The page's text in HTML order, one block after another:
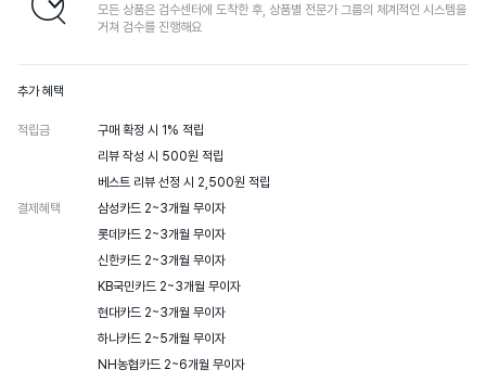
모든 상품은 검수센터에 도착한 후, 상품별 전문가 그룹의 체계적인 시스템을
거쳐 검수를 진행해요
추가 혜택
적립금
구매 확정 시 1% 적립
리뷰 작성 시 500원 적립
베스트 리뷰 선정 시 2,500원 적립
결제혜택
삼성카드 2~3개월 무이자
롯데카드 2~3개월 무이자
신한카드 2~3개월 무이자
KB국민카드 2~3개월 무이자
현대카드 2~3개월 무이자
하나카드 2~5개월 무이자
NH농협카드 2~6개월 무이자